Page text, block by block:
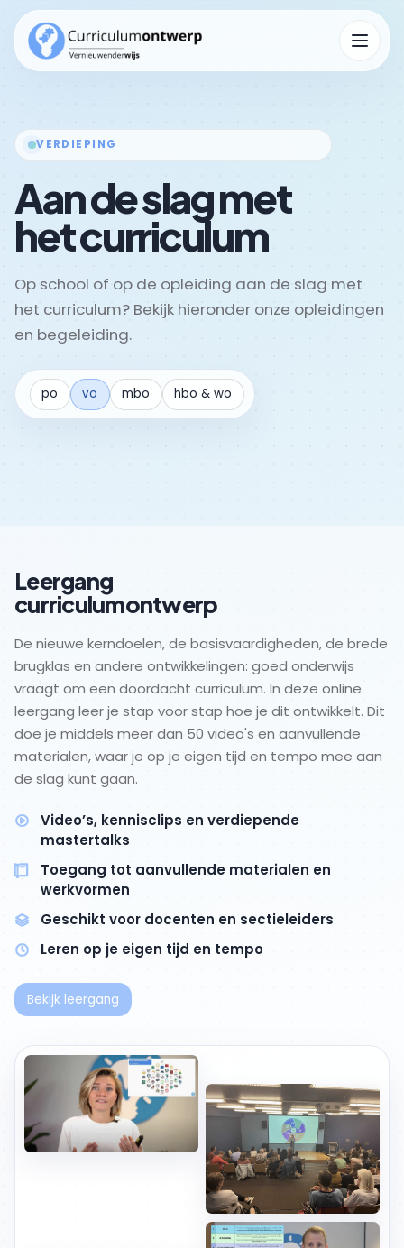
Menu
Kennisbank
VERDIEPING
Aan de slag met
het curriculum
Op school of op de opleiding aan de slag met
het curriculum? Bekijk hieronder onze opleidingen
en begeleiding.
po vo mbo hbo & wo
Leergang
curriculumontwerp
De nieuwe kerndoelen, de basisvaardigheden, de brede
brugklas en andere ontwikkelingen: goed onderwijs
vraagt om een doordacht curriculum. In deze online
leergang leer je stap voor stap hoe je dit ontwikkelt. Dit
doe je middels meer dan 50 video's en aanvullende
materialen, waar je op je eigen tijd en tempo mee aan
de slag kunt gaan.
Video’s, kennisclips en verdiepende
mastertalks
Toegang tot aanvullende materialen en
werkvormen
Geschikt voor docenten en sectieleiders
Leren op je eigen tijd en tempo
Bekijk leergang